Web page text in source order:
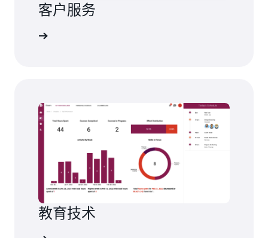
客户服务
教育技术